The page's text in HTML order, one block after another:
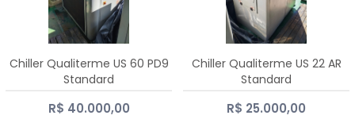
Chiller Qualiterme US 60 PD9
Standard
R$ 40.000,00
Chiller Qualiterme US 22 AR
Standard
R$ 25.000,00